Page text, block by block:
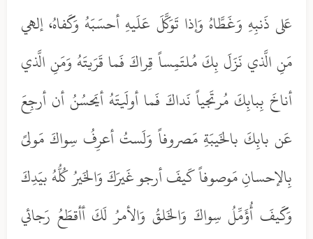
عَلى ذَنبِهِ وَغَطَّاهُ وَإذا تَوَكَّلَ عَلَيهِ أحسَبَهُ وَكَفاهُ، إلهي
مَنِ الَّذي نَزَلَ بِكَ مُلتَمِساً قِراكَ فَما قَرَيتَهُ وَمَنِ الَّذي
أناخَ بِبابِكَ مُرتَجياً نَداكَ فَما أولَيتَهُ أيَحسُنُ أن أرجِعَ
عَن بابِكَ بالخَيبَةِ مَصروفاً وَلَستُ أعرِفُ سِواكَ مَولىً
بِالإحسانِ مَوصوفاً كَيفَ أرجو غَيرَكَ وَالخَيرُ كُلُّهُ بيَدِكَ
وَكَيفَ أُؤَمِّلُ سِواكَ وَالخَلقُ وَالأمرُ لَكَ أأقطَعُ رَجائي